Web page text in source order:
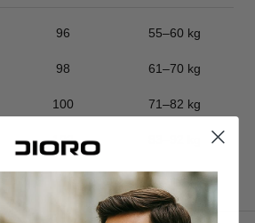
96 55–60 kg
98 61–70 kg
100 71–82 kg
102
104 93-105 kg